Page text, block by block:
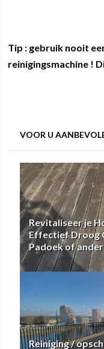
Tip : gebruik nooit
reinigingsmachine !
VOOR U
Revitaliseer je
Effectief Droog
Padoek of
Reiniging /